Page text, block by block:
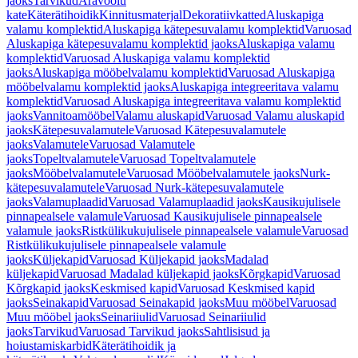
kateKäterätihoidikKinnitusmaterjalDekoratiivkattedAluskapiga
valamu komplektidAluskapiga kätepesuvalamu komplektidVaruosad
Aluskapiga kätepesuvalamu komplektid jaoksAluskapiga valamu
komplektidVaruosad Aluskapiga valamu komplektid
jaoksAluskapiga mööbelvalamu komplektidVaruosad Aluskapiga
mööbelvalamu komplektid jaoksAluskapiga integreeritava valamu
komplektidVaruosad Aluskapiga integreeritava valamu komplektid
jaoksVannitoamööbelValamu aluskapidVaruosad Valamu aluskapid
jaoksKätepesuvalamuteleVaruosad Kätepesuvalamutele
jaoksValamuteleVaruosad Valamutele
jaoksTopeltvalamuteleVaruosad Topeltvalamutele
jaoksMööbelvalamuteleVaruosad Mööbelvalamutele jaoksNurk-
kätepesuvalamuteleVaruosad Nurk-kätepesuvalamutele
jaoksValamuplaadidVaruosad Valamuplaadid jaoksKausikujulisele
pinnapealsele valamuleVaruosad Kausikujulisele pinnapealsele
valamule jaoksRistkülikukujulisele pinnapealsele valamuleVaruosad
Ristkülikukujulisele pinnapealsele valamule
jaoksKüljekapidVaruosad Küljekapid jaoksMadalad
küljekapidVaruosad Madalad küljekapid jaoksKõrgkapidVaruosad
Kõrgkapid jaoksKeskmised kapidVaruosad Keskmised kapid
jaoksSeinakapidVaruosad Seinakapid jaoksMuu mööbelVaruosad
Muu mööbel jaoksSeinariiulidVaruosad Seinariiulid
jaoksTarvikudVaruosad Tarvikud jaoksSahtlisisud ja
hoiustamiskarbidKäterätihoidik ja